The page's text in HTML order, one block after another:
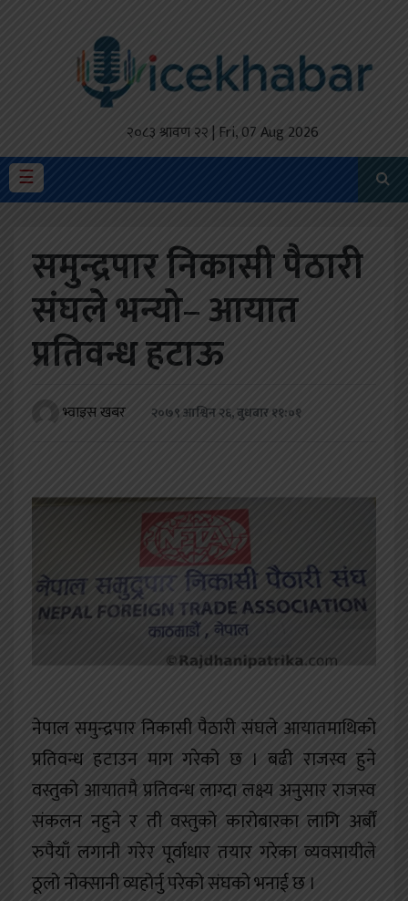
२०८३ श्रावण २२ | Fri, 07 Aug 2026
☰
मैथिली
प्रदेश
राजनीति
खेलकुद
समुन्द्रपार निकासी पैठारी
संघले भन्यो– आयात
प्रतिवन्ध हटाऊ
भ्वाइस खबर २०७९ आश्विन २६, बुधबार ११:०१
नेपाल समुन्द्रपार निकासी पैठारी संघले आयातमाथिको
प्रतिवन्ध हटाउन माग गरेको छ । बढी राजस्व हुने
वस्तुको आयातमै प्रतिवन्ध लाग्दा लक्ष्य अनुसार राजस्व
संकलन नहुने र ती वस्तुको कारोबारका लागि अर्बौं
रुपैयाँ लगानी गरेर पूर्वाधार तयार गरेका व्यवसायीले
ठूलो नोक्सानी व्यहोर्नु परेको संघको भनाई छ ।